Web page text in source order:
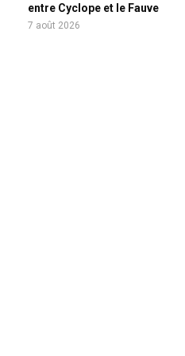
entre Cyclope et le Fauve
7 août 2026